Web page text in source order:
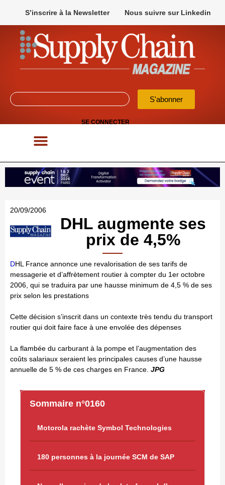
S’inscrire à la Newsletter Nous suivre sur Linkedin
S'abonner
SE CONNECTER
DHL augmente ses
prix de 4,5%
Sommaire n°0160
Motorola rachète Symbol Technologies
180 personnes à la journée SCM de SAP
DHL France annonce une revalorisation de ses tarifs de
messagerie et d’affrètement routier à compter du 1er octobre
2006, qui se traduira par une hausse minimum de 4,5 % de ses
prix selon les prestations
Cette décision s’inscrit dans un contexte très tendu du transport
routier qui doit faire face à une envolée des dépenses
La flambée du carburant à la pompe et l’augmentation des
coûts salariaux seraient les principales causes d’une hausse
annuelle de 5 % de ces charges en France. JPG
20/09/2006